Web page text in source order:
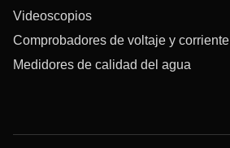
Videoscopios
Comprobadores de voltaje y corriente
Medidores de calidad del agua